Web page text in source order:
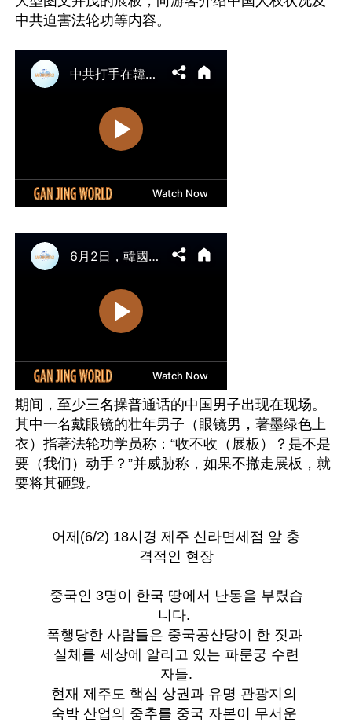
中共迫害法轮功等内容。
期间，至少三名操普通话的中国男子出现在现场。
其中一名戴眼镜的壮年男子（眼镜男，著墨绿色上
衣）指著法轮功学员称：“收不收（展板）？是不是
要（我们）动手？”并威胁称，如果不撤走展板，就
要将其砸毁。
어제(6/2) 18시경 제주 신라면세점 앞 충
격적인 현장
중국인 3명이 한국 땅에서 난동을 부렸습
니다.
폭행당한 사람들은 중국공산당이 한 짓과
실체를 세상에 알리고 있는 파룬궁 수련
자들.
현재 제주도 핵심 상권과 유명 관광지의
숙박 산업의 중추를 중국 자본이 무서운